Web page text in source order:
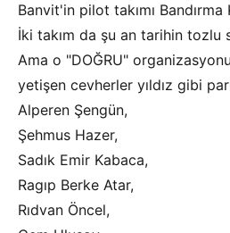
Banvit'in pilot takımı Bandırma
İki takım da şu an tarihin tozlu
Ama o "DOĞRU"
yetişen cevherler yıldız gibi
Alperen Şengün,
Şehmus Hazer,
Sadık Emir Kabaca,
Ragıp Berke Atar,
Rıdvan Öncel,